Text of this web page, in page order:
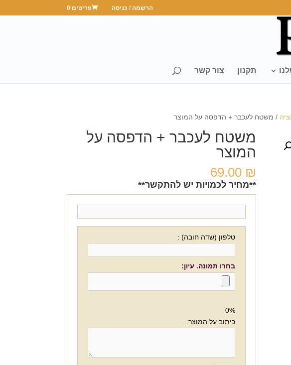
הרשמה / כניסה פריטים 0
תקנון צור קשר
/ משטח לעכבר + הדפסה על המוצר
משטח לעכבר + הדפסה על
המוצר
69.00 ₪
**מחיר לכמויות יש להתקשר**
טלפון (שדה חובה) :
בחרו תמונה. עיון:
0%
כיתוב על המוצר: